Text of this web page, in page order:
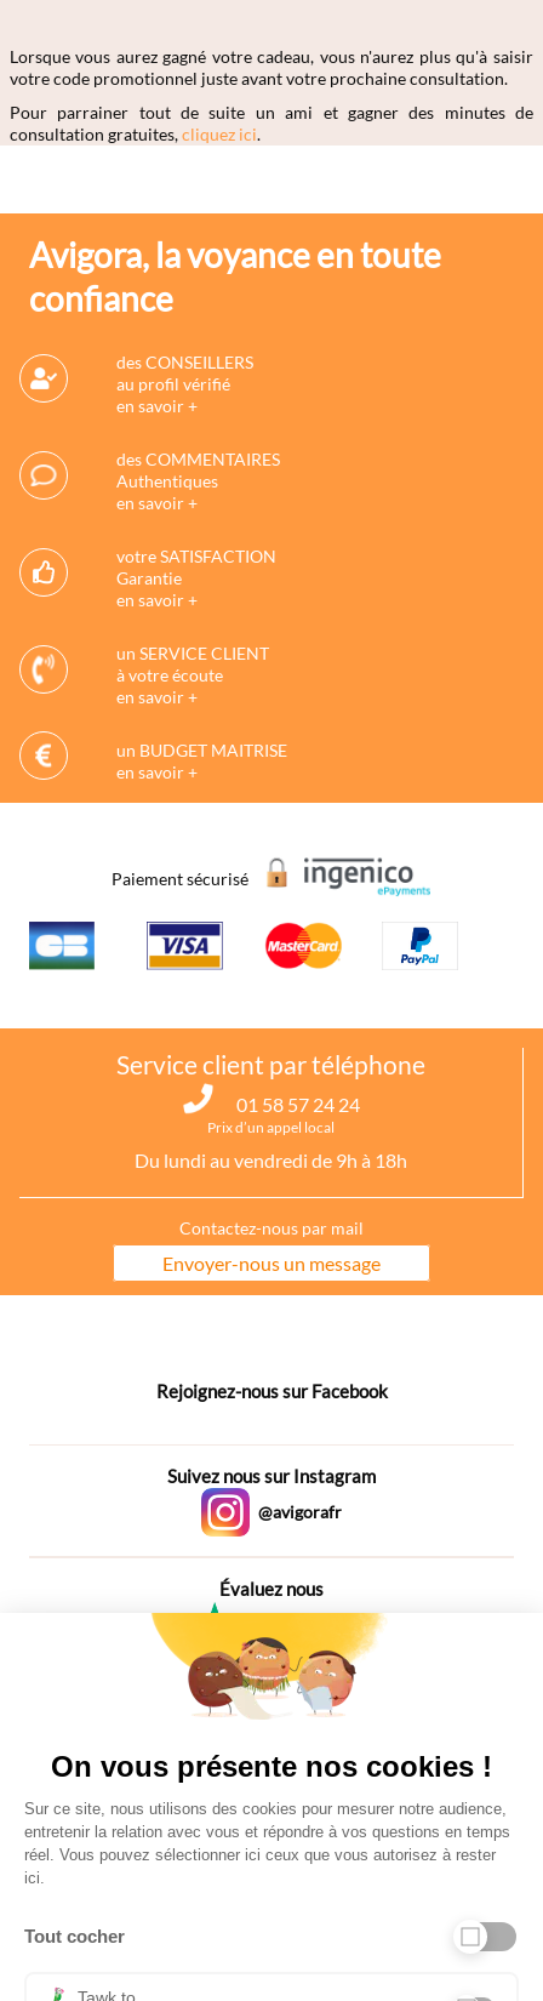
Lorsque vous aurez gagné votre cadeau, vous n'aurez plus qu'à saisir
votre code promotionnel juste avant votre prochaine consultation.
Pour parrainer tout de suite un ami et gagner des minutes de
consultation gratuites,cliquez ici.
Avigora, la voyance en toute
confiance
des CONSEILLERS
au profil vérifié
en savoir +
des COMMENTAIRES
Authentiques
en savoir +
votre SATISFACTION
Garantie
en savoir +
un SERVICE CLIENT
à votre écoute
en savoir +
un BUDGET MAITRISE
en savoir +
Paiement sécurisé
Service client par téléphone
01 58 57 24 24
Prix d’un appel local
Du lundi au vendredi de 9h à 18h
Contactez-nous par mail
Envoyer-nous un message
Rejoignez-nous sur Facebook
Suivez nous sur Instagram
@avigorafr
Évaluez nous
Plus de 650 Avis
On vous présente nos cookies !
Sur ce site, nous utilisons des cookies pour mesurer notre audience,
entretenir la relation avec vous et répondre à vos questions en temps
réel. Vous pouvez sélectionner ici ceux que vous autorisez à rester
ici.
Tout cocher